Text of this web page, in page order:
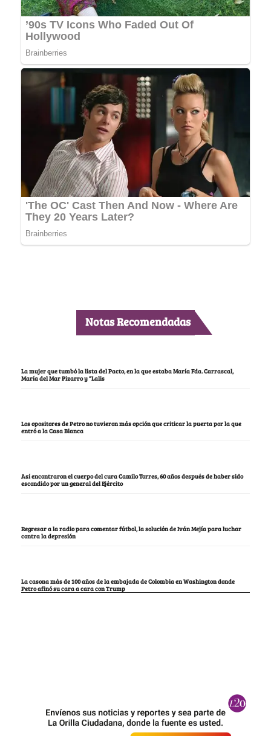
Notas Recomendadas
La mujer que tumbó la lista del Pacto, en la que estaba María Fda. Carrascal,
María del Mar Pizarro y “Lalis
Los opositores de Petro no tuvieron más opción que criticar la puerta por la que
entró a la Casa Blanca
Así encontraron el cuerpo del cura Camilo Torres, 60 años después de haber sido
escondido por un general del Ejército
Regresar a la radio para comentar fútbol, la solución de Iván Mejía para luchar
contra la depresión
La casona más de 100 años de la embajada de Colombia en Washington donde
Petro afinó su cara a cara con Trump